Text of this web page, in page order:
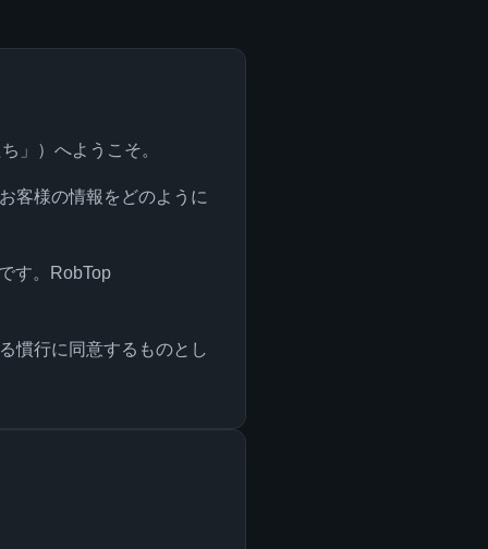
」）へようこそ。
客様の情報をどのように
す。RobTop
慣行に同意するものとし